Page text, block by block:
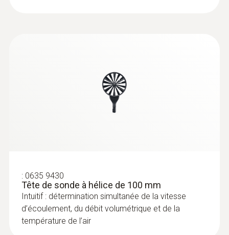
: 0635 9430
Tête de sonde à hélice de 100 mm
Intuitif : détermination simultanée de la vitesse
d’écoulement, du débit volumétrique et de la
température de l’air